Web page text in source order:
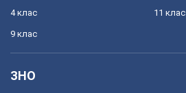
4 клас
9 клас
11 клас
ЗНО